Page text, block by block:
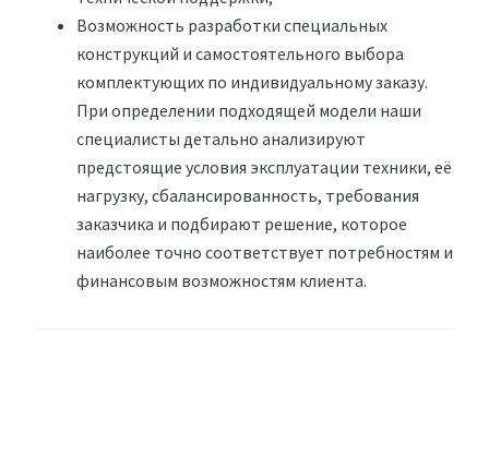
Возможность разработки специальных
конструкций и самостоятельного выбора
комплектующих по индивидуальному заказу.
При определении подходящей модели наши
специалисты детально анализируют
предстоящие условия эксплуатации техники, её
нагрузку, сбалансированность, требования
заказчика и подбирают решение, которое
наиболее точно соответствует потребностям и
финансовым возможностям клиента.